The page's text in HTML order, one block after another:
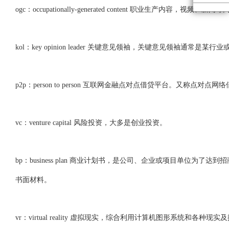
ogc：occupationally-generated content 职业生产内容，视频、新闻
kol：key opinion leader 关键意见领袖，关键意见领袖通常是某行
p2p：person to person 互联网金融点对点借贷平台。又称点对点网
vc：venture capital 风险投资，大多是创业投资。
bp：business plan 商业计划书，是公司、企业或项目单位为了达
书面材料。
vr：virtual reality 虚拟现实，综合利用计算机图形系统和各种现实